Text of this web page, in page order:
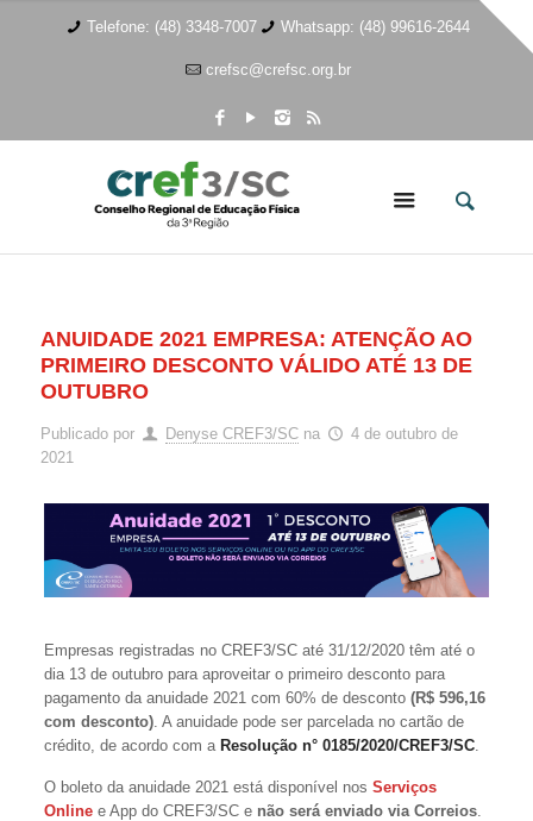
Telefone: (48) 3348-7007 Whatsapp: (48) 99616-2644
crefsc@crefsc.org.br
ANUIDADE 2021 EMPRESA: ATENÇÃO AO
PRIMEIRO DESCONTO VÁLIDO ATÉ 13 DE
OUTUBRO
Publicado por Denyse CREF3/SC na
4 de outubro de
2021
Empresas registradas no CREF3/SC até 31/12/2020 têm até o
dia 13 de outubro para aproveitar o primeiro desconto para
pagamento da anuidade 2021 com 60% de desconto(R$ 596,16
com desconto) . A anuidade pode ser parcelada no cartão de
crédito, de acordo com a Resolução n° 0185/2020/CREF3/SC
O boleto da anuidade 2021 está disponível nosServiços
Online e App do CREF3/SC e não será enviado via Correios